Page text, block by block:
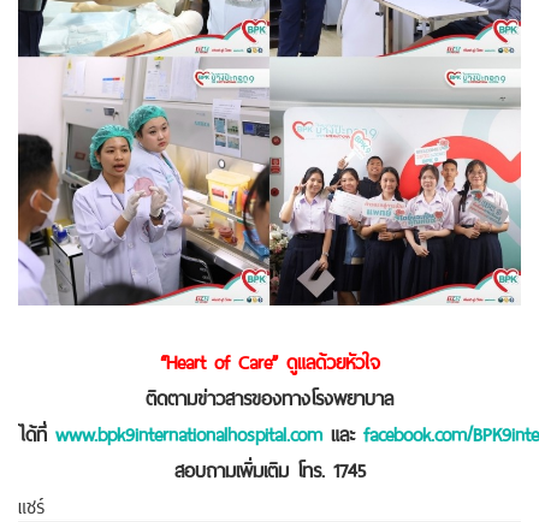
“Heart of Care” ดูแลด้วยหัวใจ
ติดตามข่าวสารของทางโรงพยาบาล
ได้ที่ www.bpk9internationalhospital.comและ facebook.com/
สอบถามเพิ่มเติม โทร. 1745
แชร์